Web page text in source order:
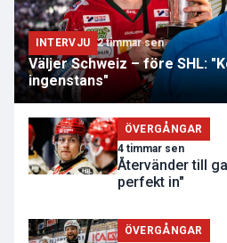
INTERVJU 2 timmar sen
Väljer Schweiz – före SHL:
ingenstans"
ÖVERGÅNGAR
4 timmar sen
Återvänder till
perfekt in"
ÖVERGÅNGAR